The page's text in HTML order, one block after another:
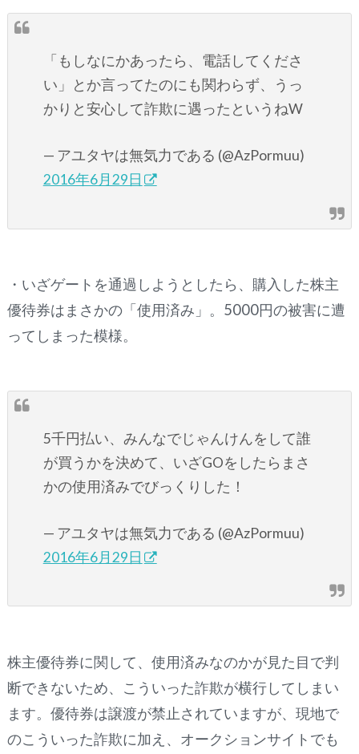
「もしなにかあったら、電話してくださ
い」とか言ってたのにも関わらず、うっ
かりと安心して詐欺に遇ったというねW
— アユタヤは無気力である (@AzPormuu)
2016年6月29日
・いざゲートを通過しようとしたら、購入した株主
優待券はまさかの「使用済み」。5000円の被害に遭
ってしまった模様。
5千円払い、みんなでじゃんけんをして誰
が買うかを決めて、いざGOをしたらまさ
かの使用済みでびっくりした！
— アユタヤは無気力である (@AzPormuu)
2016年6月29日
株主優待券に関して、使用済みなのかが見た目で判
断できないため、こういった詐欺が横行してしまい
ます。優待券は譲渡が禁止されていますが、現地で
のこういった詐欺に加え、オークションサイトでも